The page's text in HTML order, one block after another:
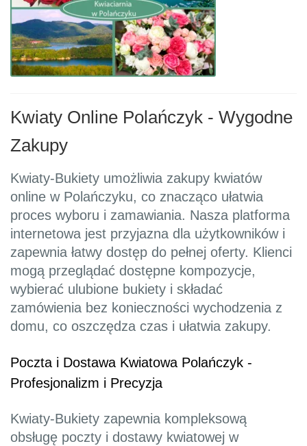
Kwiaty Online Polańczyk - Wygodne
Zakupy
Kwiaty-Bukiety umożliwia zakupy kwiatów
online w Polańczyku, co znacząco ułatwia
proces wyboru i zamawiania. Nasza platforma
internetowa jest przyjazna dla użytkowników i
zapewnia łatwy dostęp do pełnej oferty. Klienci
mogą przeglądać dostępne kompozycje,
wybierać ulubione bukiety i składać
zamówienia bez konieczności wychodzenia z
domu, co oszczędza czas i ułatwia zakupy.
Poczta i Dostawa Kwiatowa Polańczyk -
Profesjonalizm i Precyzja
Kwiaty-Bukiety zapewnia kompleksową
obsługę poczty i dostawy kwiatowej w